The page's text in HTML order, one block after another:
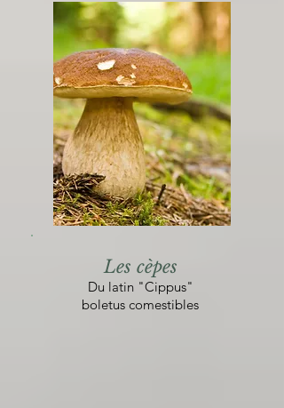
Les cèpes
Du latin "Cippus"
boletus comestibles